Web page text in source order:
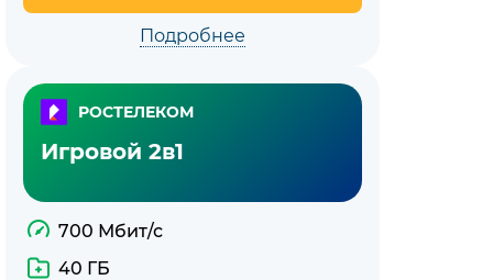
Подробнее
РОСТЕЛЕКОМ
Игровой 2в1
700 Мбит/с
40 ГБ